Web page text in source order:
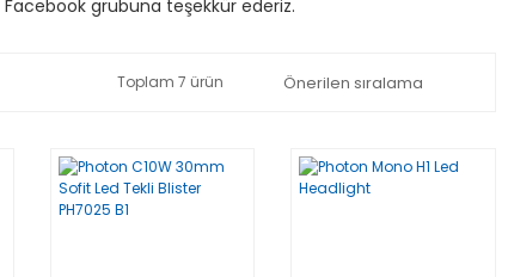
Facebook grubuna teşekkür ederiz.
Toplam 7 ürün